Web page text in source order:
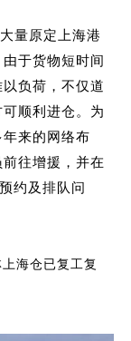
量原定上海港
于货物短时间
负荷，不仅道
顺利进仓。为
来的网络布
往增援，并在
约及排队问
海仓已复工复